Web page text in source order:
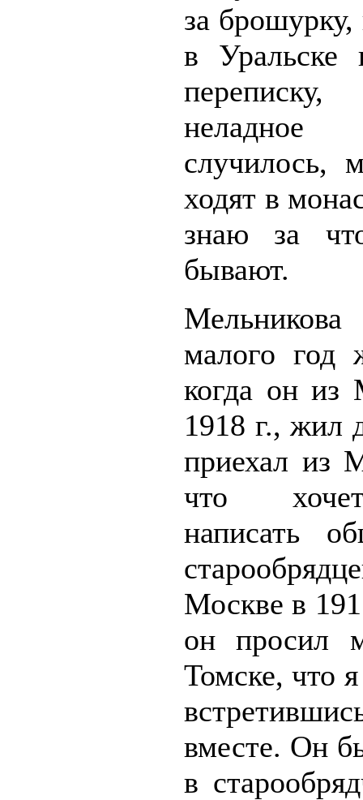
за
в
случилось,
ходят в
знаю за
бывают.
малого год
когда он из
1918 г., жил
приехал из
что
написать
Москве в
он просил
Томске, что
вместе. Он
в